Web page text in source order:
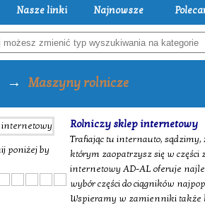
Nasze linki Najnowsze
→ Maszyny rolnicze
poniżej by
Rolniczy sklep internetowy
Trafiając tu internauto,
którym zaopatrzysz się w
internetowy AD-AL oferuje
wybór części do ciągników
Wspieramy w zamienniki